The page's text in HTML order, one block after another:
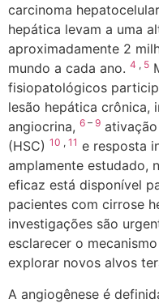
carcinoma
hepática levam a uma
aproximadamente 2
mundo a cada ano. 4 , 5
fisiopatológicos
lesão hepática crônica,
angiocrina, 6 – 9
(HSC) 10 , 11 e resposta
amplamente estudado,
eficaz está disponível
pacientes com cirrose
investigações são
esclarecer o
explorar novos alvos
A angiogênese é